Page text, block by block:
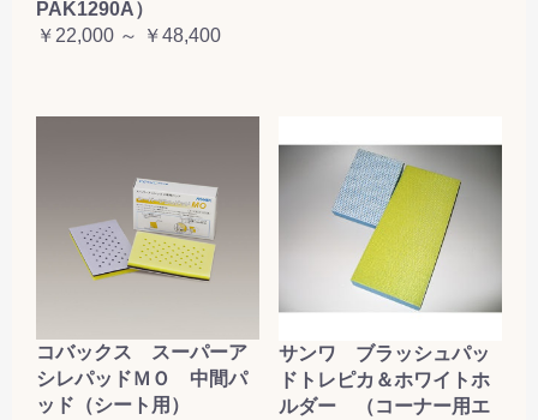
PAK1290A）
￥22,000 ～ ￥48,400
コバックス スーパーア
シレパッドＭＯ 中間パ
ッド（シート用）
サンワ ブラッシュパッ
ドトレピカ＆ホワイトホ
ルダー （コーナー用エ